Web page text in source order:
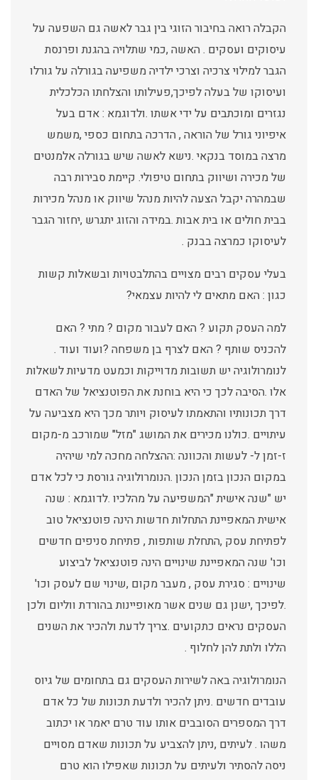
הקבלה רואה בחיבור הזוגי בין גבר לאשה גם השפעה על
עיסוקים ועסקים . האשה ,כמי שתלויה בהגנת ופרנסת
הגבר למילוי צרכיה וצרכי ילדיה משפיעה בגורלה על גורלו
ועיסוקו של בעלה לפיכך,פעילותו והצלחתו הכלכלית
נגזרים ומוכתבים על ידי אשתו .ולדוגמא : אדם בעל
איפיוני גורל של הוראה , הדרכה בתחום כספי ,משמש
מרצה במוסד בנקאי .נישא לאשה שיש בגורלה אלמנטים
של מכירה ושיווק בתחום טיפולי. קיימת סבירות רבה
שבמהרה יקבל הצעה להיות מנהל שיווק או מנהל מכירות
בבית חולים או בית אבות .במידה והזוג יתגרש ,יחזור הגבר
לעיסוקו כמרצה בבנק .
בעלי עסקים רבים מצויים בהתלבטויות ובשאלות קשות
כגון : האם מתאים לי להיות עצמאי?
למה העסק תקוע ? האם לעבור מקום ? מתי ? האם
להכניס שותף ? האם לצרף בן משפחה ?ועוד ועוד .
לנומרולוגיה יש תשובות מדוייקות וכמעט מדעיות לשאלות
אלו .הסיבה לכך כי היא בוחנת את הפוטנציאל של האדם
דרך תכונותיו והתאמתו לעיסוק ויותר מכך היא מצביעה על
עיתויים .כולנו מכירים את המושג "מזל" שמורכב מ-מקום
ז-זמן ל- לעשות והכוונה :ההצלחה מחכה למי שיהיה
במקום הנכון בזמן הנכון .הנומרולוגיה גורסת כי לכל אדם
יש "שנה אישית "המשפיעה על מהלכיו .לדוגמא : שנה
אישית המאפיינת התחלות חדשות הינה פוטנציאל טוב
לפתיחת עסק ,התחלת שותפות , פתיחת סניפים חדשים
וכו' שנה המאפיינת שינויים הינה פוטנציאל לביצוע
שינויים : סגירת עסק , מעבר מקום ,שינוי שם לעסק וכו'
.לפיכך ,ישנן גם שנים אשר מאופיינות בהורדת ווליום ולכן
העסקים נראים כתקועים .צריך לדעת ולהכיר את השנים
הללו ולתת להן לחלוף .
הנומרולוגיה באה לשירות העסקים גם בתחומים של גיוס
עובדים חדשים .ניתן להכיר ולדעת תכונות של כל אדם
דרך המספרים הסובבים אותו עוד טרם יאמר או יכתוב
משהו . לעיתים ,ניתן להצביע על תכונות שאדם מסויים
ניסה להסתיר ולעיתים על תכונות שאפילו הוא טרם